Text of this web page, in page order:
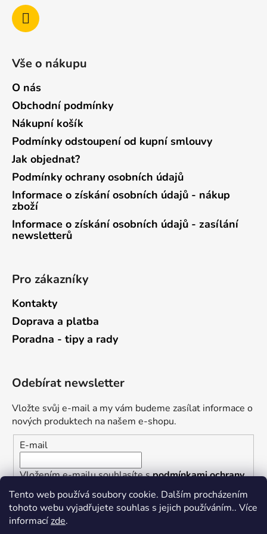
Tento web používá soubory cookie. Dalším procházením
tohoto webu vyjadřujete souhlas s jejich používáním.. Více
informacízde.
Vše o nákupu
O nás
Obchodní podmínky
Nákupní košík
Podmínky odstoupení od kupní smlouvy
Jak objednat?
Podmínky ochrany osobních údajů
Informace o získání osobních údajů - nákup
zboží
Informace o získání osobních údajů - zasílání
newsletterů
Pro zákazníky
Kontakty
Doprava a platba
Poradna - tipy a rady
Odebírat newsletter
Vložte svůj e-mail a my vám budeme zasílat informace o
nových produktech na našem e-shopu.
E-mail
Vložením e-mailu souhlasíte spodmínkami ochrany
osobních údajů
PŘIHLÁSIT SE